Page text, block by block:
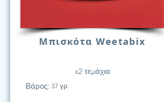
Μπισκότα Weetabix
x2 τεμάχια
Βάρος: 37 γρ.